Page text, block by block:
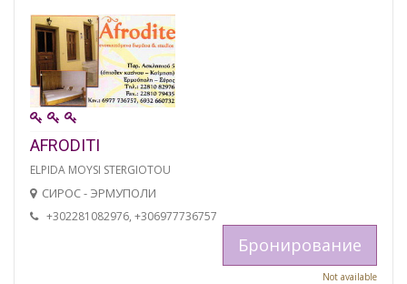
AFRODITI
ELPIDA MOYSI STERGIOTOU
СИРОС - ЭРМУПОЛИ
+302281082976, +306977736757
Бронирование
Not available